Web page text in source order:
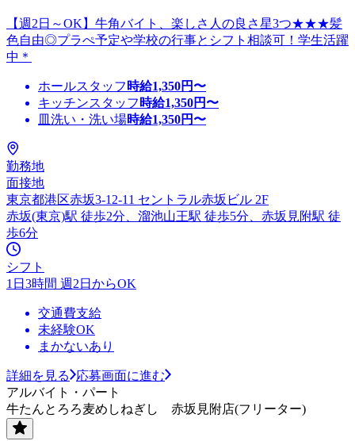
【週2日～OK】牛角バイト、楽しさ人の良さ星3つ★★★髪
色自由◎プラぺ予定や学校の行事とシフト相談可！学生活躍
中＊
ホールスタッフ 時給1,350円〜
キッチンスタッフ 時給1,350円〜
皿洗い・洗い場時給1,350円〜
勤務地
面接地
東京都港区赤坂3-12-11 セントラル赤坂ビル 2F
赤坂(東京)駅 徒歩2分、溜池山王駅 徒歩5分、赤坂見附駅 徒
歩6分
シフト
1日3時間 週2日からOK
交通費支給
未経験OK
まかないあり
詳細を見る
応募画面に進む
アルバイト・パート
牛たんとろろ麦めしねぎし 赤坂見附店(フリーター)